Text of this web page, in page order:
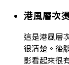
港風層次
這是港風層
很清楚。後
影看起來很